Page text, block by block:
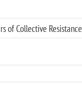
of Collective Resistance